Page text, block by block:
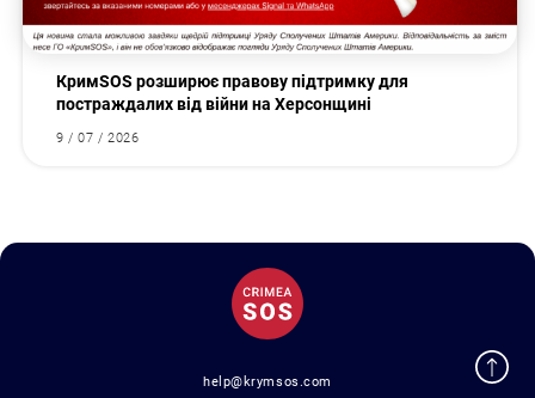
КримSOS розширює правову підтримку для
постраждалих від війни на Херсонщині
9 / 07 / 2026
help@krymsos.com